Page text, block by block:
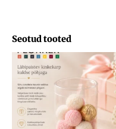
Seotud tooted